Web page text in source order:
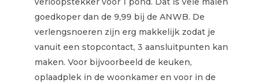
goedkoper dan de 9,99 bij de ANWB. De
verlengsnoeren zijn erg makkelijk zodat je
vanuit een stopcontact, 3 aansluitpunten kan
maken. Voor bijvoorbeeld de keuken,
oplaadplek in de woonkamer en voor in de